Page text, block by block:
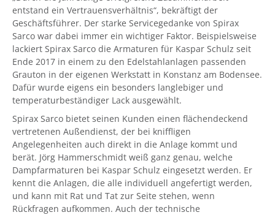
entstand ein Vertrauensverhältnis“, bekräftigt der
Geschäftsführer. Der starke Servicegedanke von Spirax
Sarco war dabei immer ein wichtiger Faktor. Beispielsweise
lackiert Spirax Sarco die Armaturen für Kaspar Schulz seit
Ende 2017 in einem zu den Edelstahlanlagen passenden
Grauton in der eigenen Werkstatt in Konstanz am Bodensee.
Dafür wurde eigens ein besonders langlebiger und
temperaturbeständiger Lack ausgewählt.
Spirax Sarco bietet seinen Kunden einen flächendeckend
vertretenen Außendienst, der bei kniffligen
Angelegenheiten auch direkt in die Anlage kommt und
berät. Jörg Hammerschmidt weiß ganz genau, welche
Dampfarmaturen bei Kaspar Schulz eingesetzt werden. Er
kennt die Anlagen, die alle individuell angefertigt werden,
und kann mit Rat und Tat zur Seite stehen, wenn
Rückfragen aufkommen. Auch der technische